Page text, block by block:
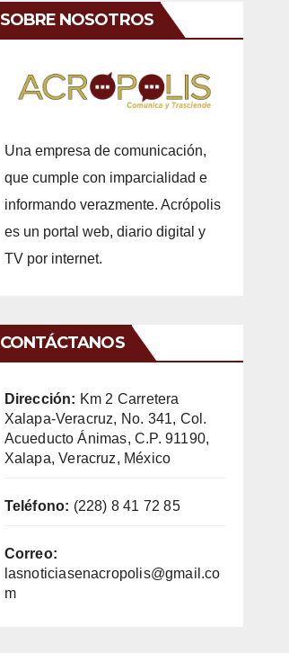
SOBRE NOSOTROS
Una empresa de comunicación,
que cumple con imparcialidad e
informando verazmente. Acrópolis
es un portal web, diario digital y
TV por internet.
CONTÁCTANOS
Dirección: Km 2 Carretera
Xalapa-Veracruz, No. 341, Col.
Acueducto Ánimas, C.P. 91190,
Xalapa, Veracruz, México
Teléfono: (228) 8 41 72 85
Correo:
lasnoticiasenacropolis@gmail.co
m